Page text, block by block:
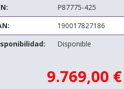
P87775-425
190017827186
Disponible
9.769,00 €